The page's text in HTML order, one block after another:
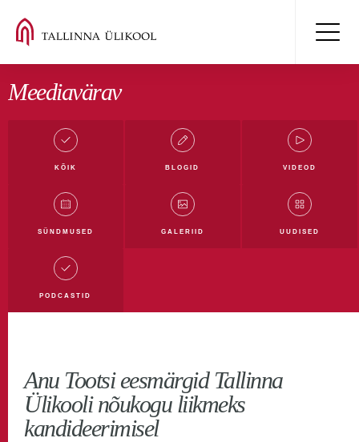
Meediavärav
KÕIK BLOGID
Kõik blogid Mäluüksused blogi Digiblogi
Humanitaarblogi
VIDEOD
SÜNDMUSED GALERIID UUDISED
PODCASTID
Anu Tootsi eesmärgid Tallinna
Ülikooli nõukogu liikmeks
kandideerimisel